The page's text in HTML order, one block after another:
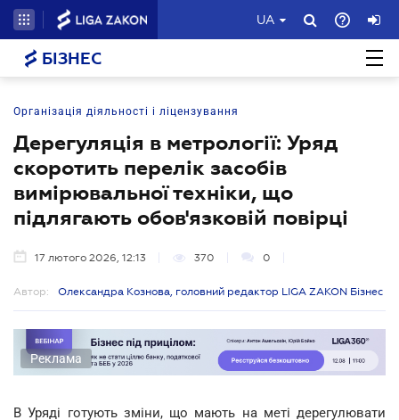
UA
БІЗНЕС
Організація діяльності і ліцензування
Дерегуляція в метрології: Уряд
скоротить перелік засобів
вимірювальної техніки, що
підлягають обов'язковій повірці
17 лютого 2026, 12:13 370 0
Автор: Олександра Кознова, головний редактор LIGA ZAKON Бізнес
Реклама
В Уряді готують зміни, що мають на меті дерегулювати